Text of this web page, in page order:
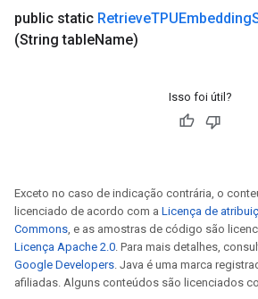
public static RetrieveTPUEmbedding
(String tableName)
Isso foi útil?
Exceto no caso de indicação contrária, o
licenciado de acordo com a Licença de
Commons, e as amostras de código são
Licença Apache 2.0. Para mais detalhes,
Google Developers. Java é uma marca
afiliadas. Alguns conteúdos são licenciados